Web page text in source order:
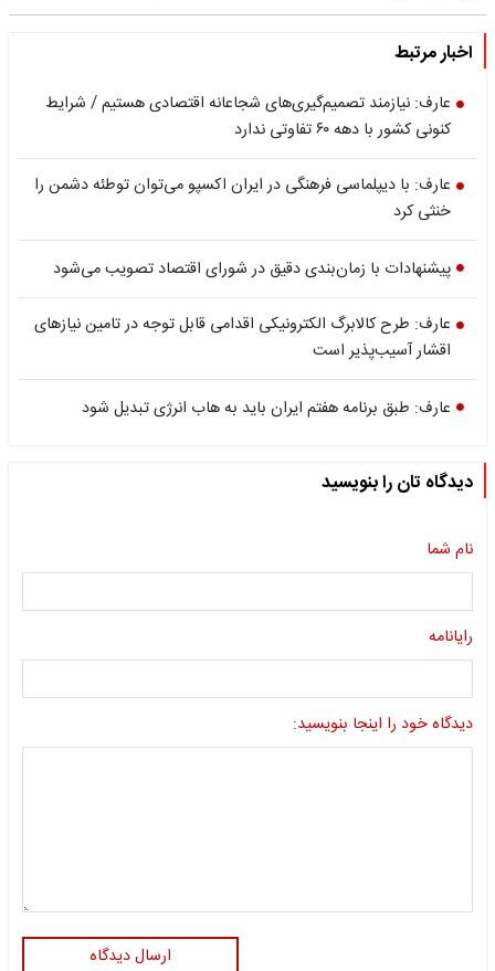
اخبار مرتبط
عارف: نیازمند تصمیم‌گیری‌های شجاعانه اقتصادی هستیم / شرایط
کنونی کشور با دهه ۶۰ تفاوتی ندارد
عارف: با دیپلماسی فرهنگی در ایران اکسپو می‌توان توطئه دشمن را
خنثی کرد
پیشنهادات با زمان‌بندی دقیق در شورای اقتصاد تصویب می‌شود
عارف: طرح کالابرگ الکترونیکی اقدامی قابل توجه در تامین نیازهای
اقشار آسیب‌پذیر است
عارف: طبق برنامه هفتم ایران باید به هاب انرژی تبدیل شود
دیدگاه تان را بنویسید
نام شما
رایانامه
دیدگاه خود را اینجا بنویسید:
ارسال دیدگاه